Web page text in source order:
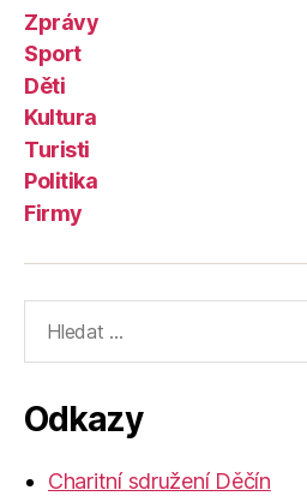
Zprávy
Sport
Děti
Kultura
Turisti
Politika
Firmy
vyhledávání:
Odkazy
Charitní sdružení Děčín